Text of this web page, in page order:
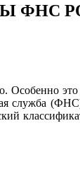
ФНС
это
служба